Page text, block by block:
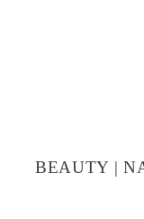
BEAUTY |